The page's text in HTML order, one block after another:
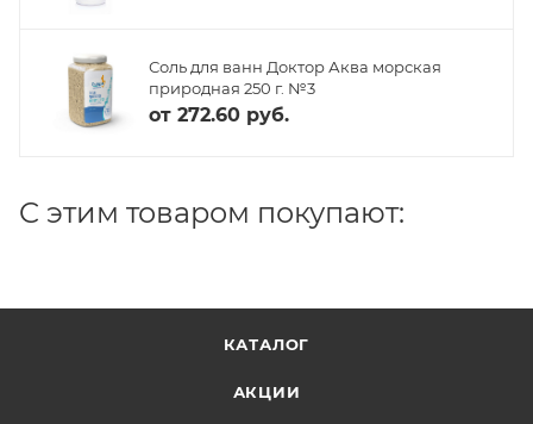
Соль для ванн Доктор Аква морская
природная 250 г. №3
от 272.60 руб.
C этим товаром покупают:
КАТАЛОГ
АКЦИИ